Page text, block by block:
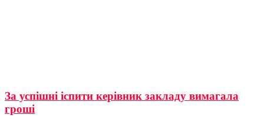
За успішні іспити керівник закладу вимагала
гроші